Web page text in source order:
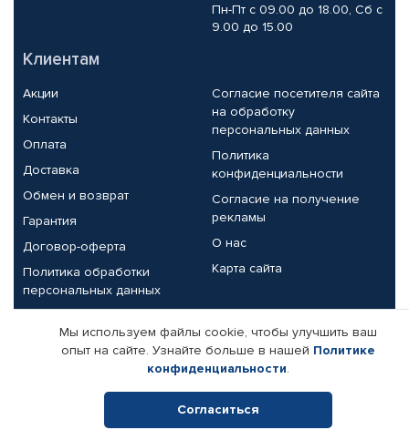
Пн-Пт с 09.00 до 18.00, Сб с
9.00 до 15.00
Клиентам
Акции
Контакты
Оплата
Доставка
Обмен и возврат
Гарантия
Договор-оферта
Политика обработки
персональных данных
Согласие посетителя сайта
на обработку
персональных данных
Политика
конфиденциальности
Согласие на получение
рекламы
О нас
Карта сайта
Партнерам
Корпоративным клиентам
Поставщикам
Реквизиты компании
Мы используем файлы cookie, чтобы улучшить ваш
опыт на сайте. Узнайте больше в нашей Политике
конфиденциальности.
Согласиться